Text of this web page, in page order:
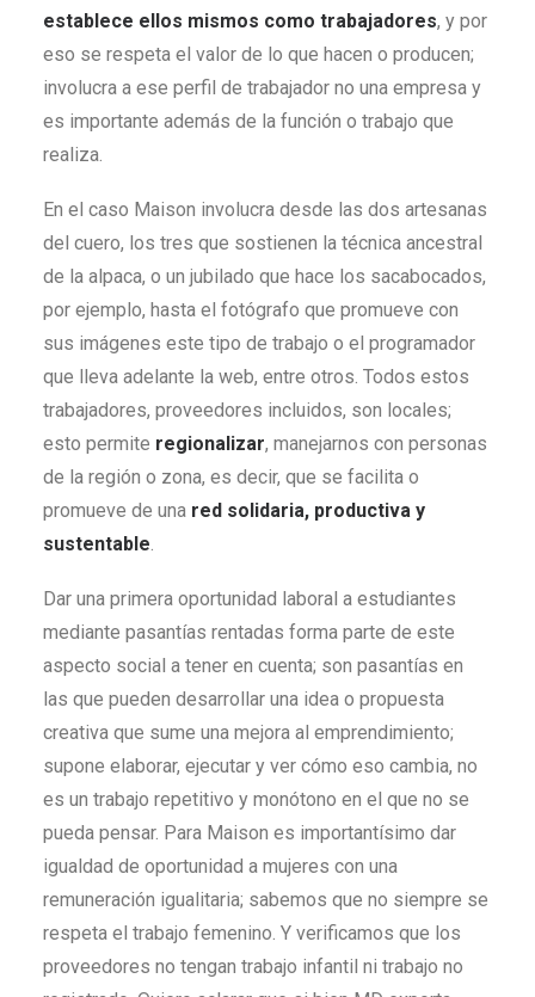
establece ellos mismos como trabajadores, y por
eso se respeta el valor de lo que hacen o producen;
involucra a ese perfil de trabajador no una empresa y
es importante además de la función o trabajo que
realiza.
En el caso Maison involucra desde las dos artesanas
del cuero, los tres que sostienen la técnica ancestral
de la alpaca, o un jubilado que hace los sacabocados,
por ejemplo, hasta el fotógrafo que promueve con
sus imágenes este tipo de trabajo o el programador
que lleva adelante la web, entre otros. Todos estos
trabajadores, proveedores incluidos, son locales;
esto permite regionalizar, manejarnos con personas
de la región o zona, es decir, que se facilita o
promueve de una red solidaria, productiva y
sustentable.
Dar una primera oportunidad laboral a estudiantes
mediante pasantías rentadas forma parte de este
aspecto social a tener en cuenta; son pasantías en
las que pueden desarrollar una idea o propuesta
creativa que sume una mejora al emprendimiento;
supone elaborar, ejecutar y ver cómo eso cambia, no
es un trabajo repetitivo y monótono en el que no se
pueda pensar. Para Maison es importantísimo dar
igualdad de oportunidad a mujeres con una
remuneración igualitaria; sabemos que no siempre se
respeta el trabajo femenino. Y verificamos que los
proveedores no tengan trabajo infantil ni trabajo no